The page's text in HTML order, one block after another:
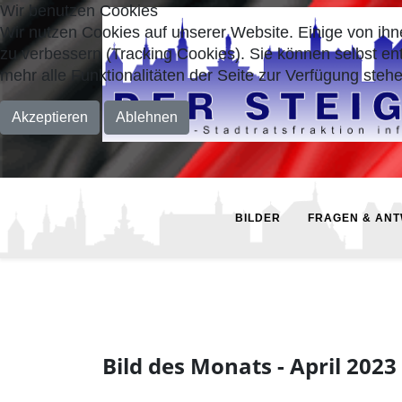
BILDER FRAGEN &
Bild des Monats - April 2023
Wir benutzen Cookies
Wir nutzen Cookies auf unserer Website. Einige von
zu verbessern (Tracking Cookies). Sie können selbst
mehr alle Funktionalitäten der Seite zur Verfügung
Akzeptieren Ablehnen